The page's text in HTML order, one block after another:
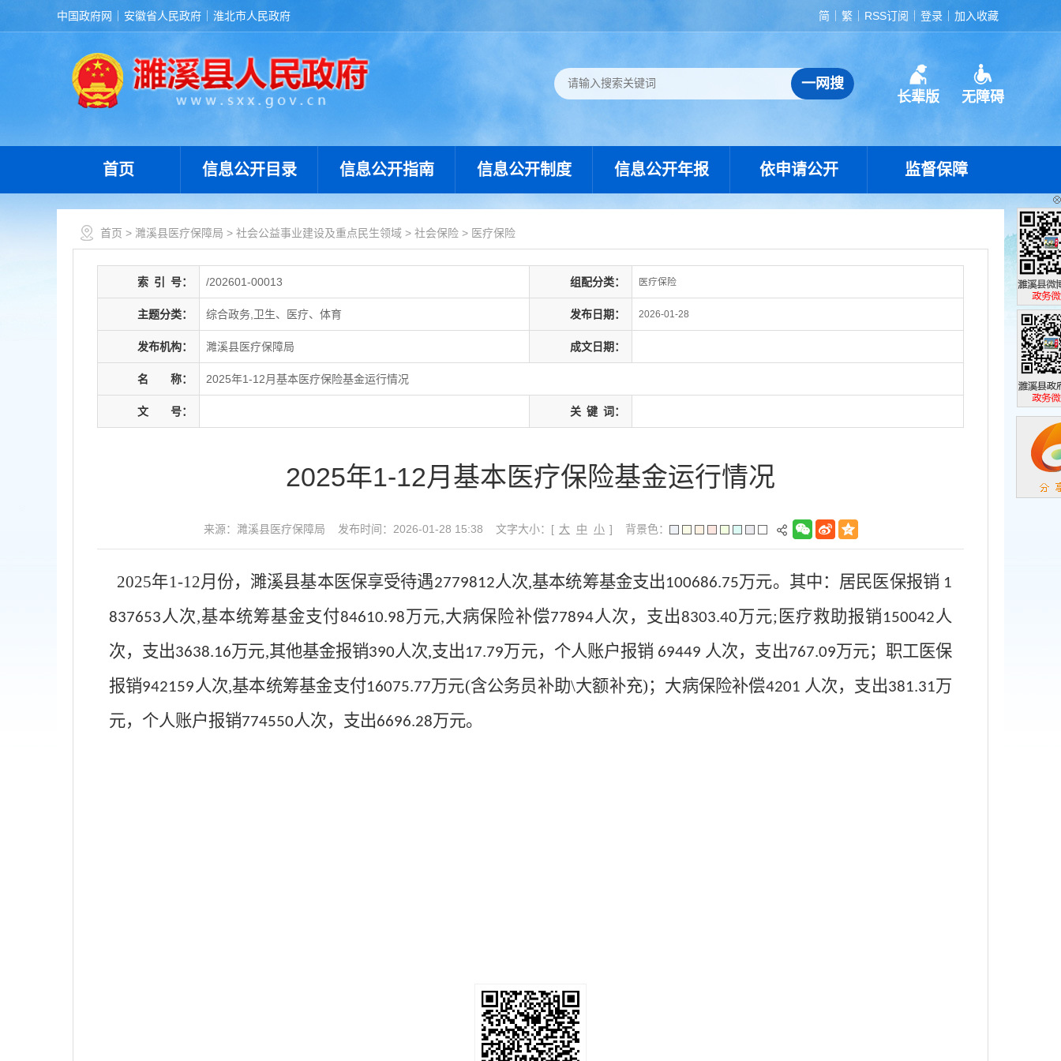
中国政府网 安徽省人民政府 淮北市人民政府 简 繁 RSS订阅 登录 加入收藏
长辈版 无障碍
首页 信息公开目录 信息公开指南 信息公开制度 信息公开年报 依申请公开 监督保障
首页 > 濉溪县医疗保障局 > 社会公益事业建设及重点民生领域 > 社会保险 > 医疗保险
索 引 号： /202601-00013 组配分类： 医疗保险
主题分类： 综合政务,卫生、医疗、体育 发布日期： 2026-01-28
发布机构： 濉溪县医疗保障局 成文日期：
名 称： 2025年1-12月基本医疗保险基金运行情况
文 号： 关 键 词：
2025年1-12月基本医疗保险基金运行情况
来源：濉溪县医疗保障局 发布时间：2026-01-28 15:38 文字大小：[ 大 中 小 ] 背景色：
2025年1-12月份，濉溪县基本医保享受待遇2779812人次,基本统筹基金支出100686.75万元。其中：居民医保报销 1
837653人次,基本统筹基金支付84610.98万元,大病保险补偿77894人次，支出8303.40万元; 医疗救助报销150042人
次，支出3638.16万元,其他基金报销390人次,支出17.79万元，个人账户报销 69449 人次，支出767.09万元；职工医保
报销942159人次,基本统筹基金支付16075.77万元(含公务员补助\大额补充)；大病保险补偿4201 人次，支出381.31万
元，个人账户报销774550人次，支出6696.28万元。
濉溪县政
政务微博
濉溪县政
政务微信